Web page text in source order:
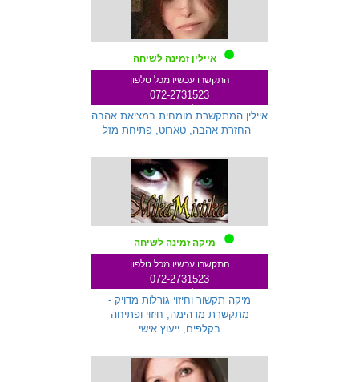
איילין זמינה לשיחה
התקשרו עכשיו מכל טלפון
072-2731523
איילין המתקשרת מומחית במציאת אהבה
- החזרת אהבה, טארוט, פתיחת מזל
מיקה זמינה לשיחה
התקשרו עכשיו מכל טלפון
072-2731523
מיקה תקשור וחיזוי גורלות מדויק -
מתקשרת מדהימה, חיזוי ופתיחה
בקלפים, ייעוץ אישי